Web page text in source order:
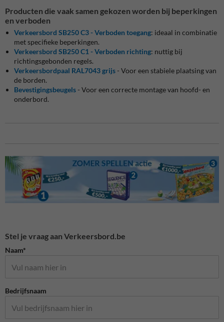
Producten die vaak samen gekozen worden bij beperkingen
en verboden
Verkeersbord SB250 C3 - Verboden toegang: ideaal in combinatie
met specifieke beperkingen.
Verkeersbord SB250 C1 - Verboden richting: nuttig bij
richtingsgebonden regels.
Verkeersbordpaal RAL7043 grijs- Voor een stabiele plaatsing van
de borden.
Bevestigingsbeugels- Voor een correcte montage van hoofd- en
onderbord.
Stel je vraag aan Verkeersbord.be
Naam*
Bedrijfsnaam